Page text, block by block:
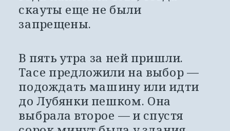
скауты еще не были
запрещены.
В пять утра за ней пришли.
Тасе предложили на выбор —
подождать машину или идти
до Лубянки пешком. Она
выбрала второе — и спустя